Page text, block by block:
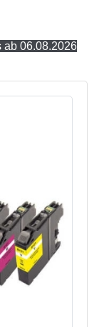
ab 06.08.2026